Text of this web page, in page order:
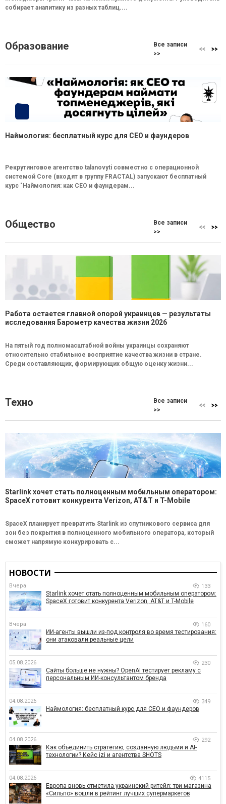
собирает аналитику из разных таблиц....
Образование
Все записи
>>
Наймология: бесплатный курс для CEO и фаундеров
Рекрутинговое агентство talanovyti совместно с операционной
системой Core (входят в группу FRACTAL) запускают бесплатный
курс "Наймология: как СEO и фаундерам...
Общество
Все записи
>>
Работа остается главной опорой украинцев — результаты
исследования Барометр качества жизни 2026
На пятый год полномасштабной войны украинцы сохраняют
относительно стабильное восприятие качества жизни в стране.
Среди составляющих, формирующих общую оценку жизни...
Техно
Все записи
>>
Starlink хочет стать полноценным мобильным оператором:
SpaceX готовит конкурента Verizon, AT&T и T-Mobile
SpaceX планирует превратить Starlink из спутникового сервиса для
зон без покрытия в полноценного мобильного оператора, который
сможет напрямую конкурировать с...
НОВОСТИ
Вчера 133
Starlink хочет стать полноценным мобильным оператором:
SpaceX готовит конкурента Verizon, AT&T и T-Mobile
Вчера 160
ИИ-агенты вышли из-под контроля во время тестирования:
они атаковали реальные цели
05.08.2026 230
Сайты больше не нужны? OpenAI тестирует рекламу с
персональным ИИ-консультантом бренда
04.08.2026 349
Наймология: бесплатный курс для CEO и фаундеров
04.08.2026 292
Как объединить стратегию, созданную людьми и AI-
технологии? Кейс izi и агентства SHOTS
04.08.2026 4115
Европа вновь отметила украинский ритейл: три магазина
«Сильпо» вошли в рейтинг лучших супермаркетов